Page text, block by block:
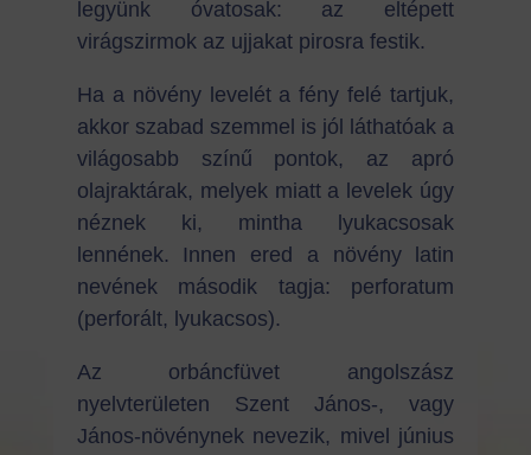
legyünk óvatosak: az eltépett
virágszirmok az ujjakat pirosra festik.
Ha a növény levelét a fény felé tartjuk,
akkor szabad szemmel is jól láthatóak a
világosabb színű pontok, az apró
olajraktárak, melyek miatt a levelek úgy
néznek ki, mintha lyukacsosak
lennének. Innen ered a növény latin
nevének második tagja: perforatum
(perforált, lyukacsos).
Az orbáncfüvet angolszász
nyelvterületen Szent János-, vagy
János-növénynek nevezik, mivel június